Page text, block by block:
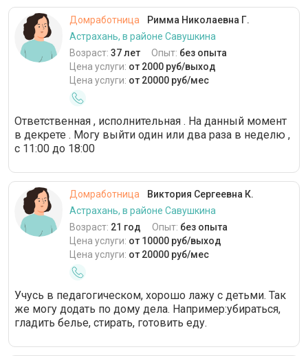
Домработница
Римма Николаевна Г.
Астрахань, в районе Савушкина
Возраст: 37 лет Опыт: без опыта
Цена услуги: от 2000 руб/выход
Цена услуги: от 20000 руб/мес
Ответственная , исполнительная . На данный момент
в декрете . Могу выйти один или два раза в неделю ,
с 11:00 до 18:00
Домработница
Виктория Сергеевна К.
Астрахань, в районе Савушкина
Возраст: 21 год Опыт: без опыта
Цена услуги: от 10000 руб/выход
Цена услуги: от 20000 руб/мес
Учусь в педагогическом, хорошо лажу с детьми. Так
же могу додать по дому дела. Например:убираться,
гладить белье, стирать, готовить еду.